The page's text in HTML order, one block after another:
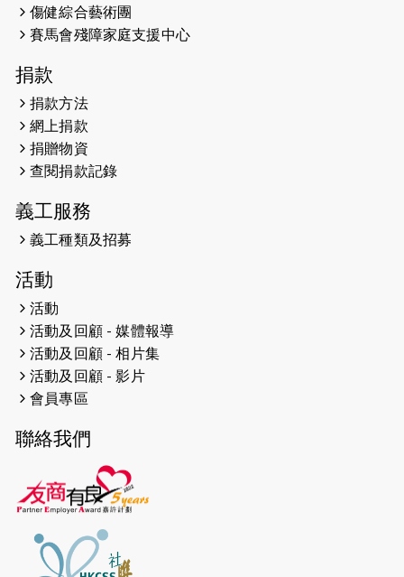
2026-05-07
開始）
2026-04-30
2026-04-25
2026-04-24
2026-04-23
2026-04-19
2026-04-16
猛龍長跑隊恆常練習 - 4月16日
（19:00開始）
2026-04-12
2026-04-11
2026-04-10 太古家＋賞系列：漫步魔術與音樂
2026-04-09
傷健綜合藝術團
賽馬會殘障家庭支援中心
捐款
捐款方法
網上捐款
捐贈物資
查閱捐款記錄
義工服務
義工種類及招募
活動
活動
活動及回顧 - 媒體報導
活動及回顧 - 相片集
活動及回顧 - 影片
會員專區
聯絡我們